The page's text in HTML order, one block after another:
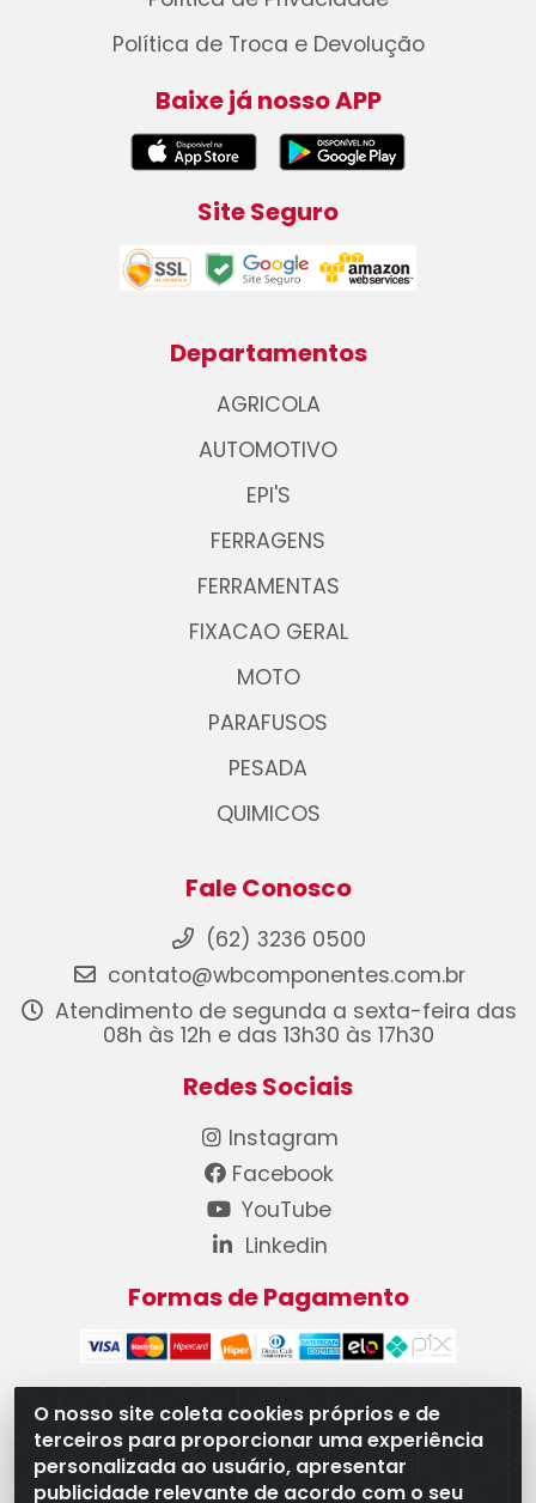
O nosso site coleta cookies próprios e de
terceiros para proporcionar uma experiência
personalizada ao usuário, apresentar
publicidade relevante de acordo com o seu
Política de Troca e Devolução
Baixe já nosso APP
Site Seguro
Departamentos
AGRICOLA
AUTOMOTIVO
EPI'S
FERRAGENS
FERRAMENTAS
FIXACAO GERAL
MOTO
PARAFUSOS
PESADA
QUIMICOS
Fale Conosco
(62) 3236 0500
contato@wbcomponentes.com.br
Atendimento de segunda a sexta-feira das
08h às 12h e das 13h30 às 17h30
Redes Sociais
Instagram
Facebook
YouTube
Linkedin
Formas de Pagamento
WB Componentes Automotivos LTDA - CNPJ
08.528.393/0001-12 - Rua do Níquel, 667 - Parque
Oeste Industrial, Goiânia/GO - CEP 74375-660